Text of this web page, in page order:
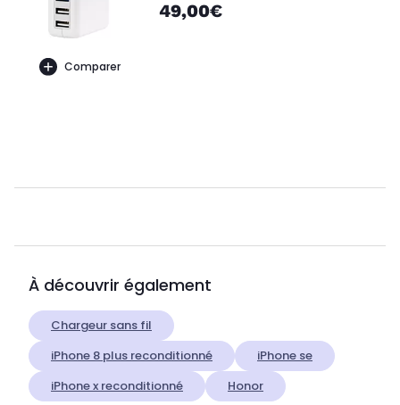
Comparer
49,00€
À découvrir également
Chargeur sans fil
iPhone 8 plus reconditionné
iPhone se
iPhone x reconditionné
Honor